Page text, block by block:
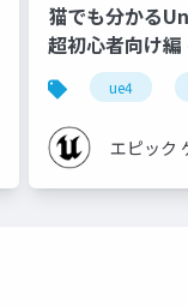
猫でも分かる
超初心者向け
ue4
エピック